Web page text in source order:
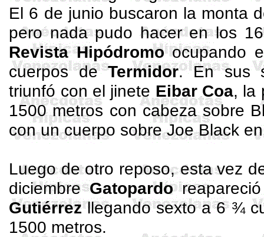
El 6 de junio buscaron la monta
pero nada pudo hacer en los
Revista Hipódromoocupando
cuerpos deTermidor. En sus
triunfó con el jinete EibarCoa, la
1500 metros con cabeza sobre
con un cuerpo sobreJoeBlack
Luego de otro reposo, esta vez
diciembreGatopardo
Gutiérrezllegando sexto a 6 ¾
1500 metros.